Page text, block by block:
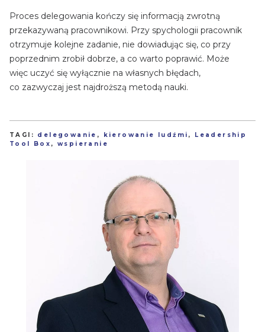
Proces delegowania kończy się informacją zwrotną
przekazywaną pracownikowi. Przy spychologii pracownik
otrzymuje kolejne zadanie, nie dowiadując się, co przy
poprzednim zrobił dobrze, a co warto poprawić. Może
więc uczyć się wyłącznie na własnych błędach,
co zazwyczaj jest najdroższą metodą nauki.
TAGI: delegowanie , kierowanie ludźmi ,
Leadership
Tool Box ,wspieranie